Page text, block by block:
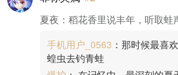
夏夜：稻花香里说丰年，听取蛙
手机用户_0563 ：那时候最喜
蝗虫去钓青蛙